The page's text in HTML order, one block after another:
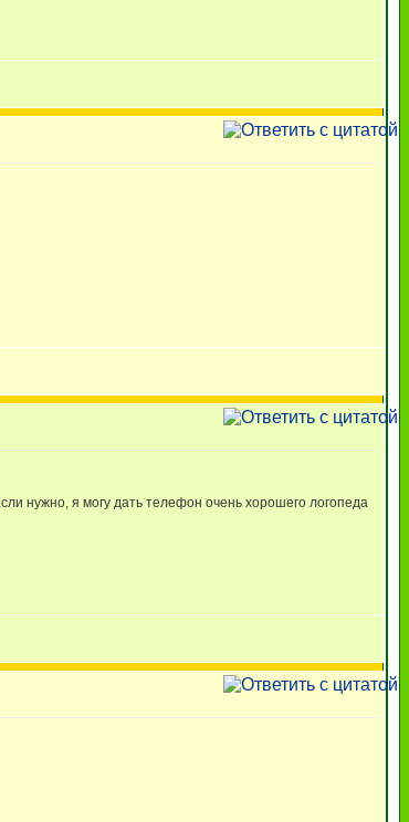
нужно, я могу дать телефон очень хорошего логопеда